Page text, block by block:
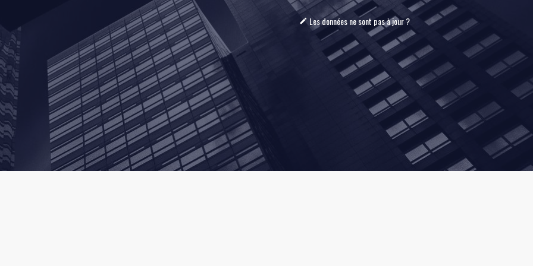
mode_edit Les données ne sont pas à jour ?